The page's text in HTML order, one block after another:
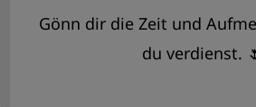
Gönn dir die Zeit und
du verdienst.